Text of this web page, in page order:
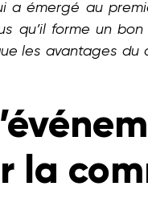
a émergé au
qu’il forme un
les avantages
la